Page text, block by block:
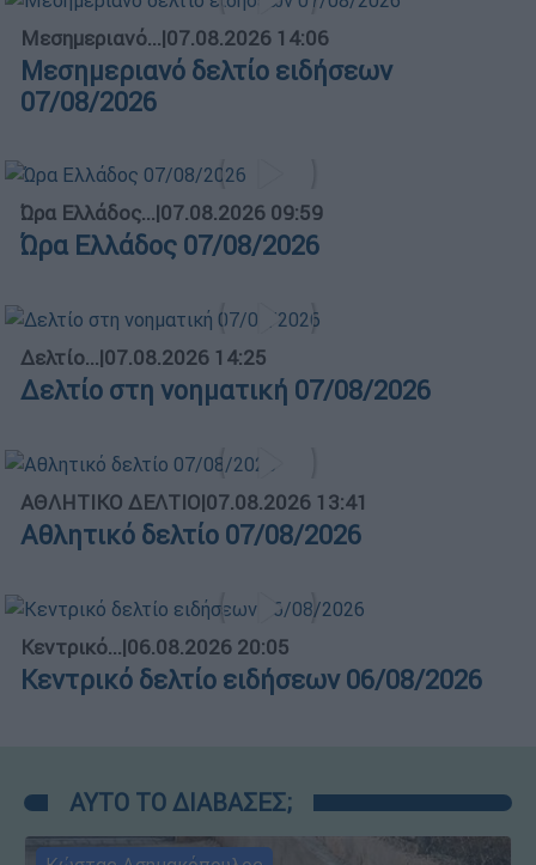
Μεσημεριανό...|07.08.2026 14:06
Μεσημεριανό δελτίο ειδήσεων
07/08/2026
Ώρα Ελλάδος...|07.08.2026 09:59
Ώρα Ελλάδος 07/08/2026
Δελτίο...|07.08.2026 14:25
Δελτίο στη νοηματική 07/08/2026
ΑΘΛΗΤΙΚΟ ΔΕΛΤΙΟ|07.08.2026 13:41
Αθλητικό δελτίο 07/08/2026
Κεντρικό...|06.08.2026 20:05
Κεντρικό δελτίο ειδήσεων 06/08/2026
ΑΥΤΟ ΤΟ ΔΙΑΒΑΣΕΣ;